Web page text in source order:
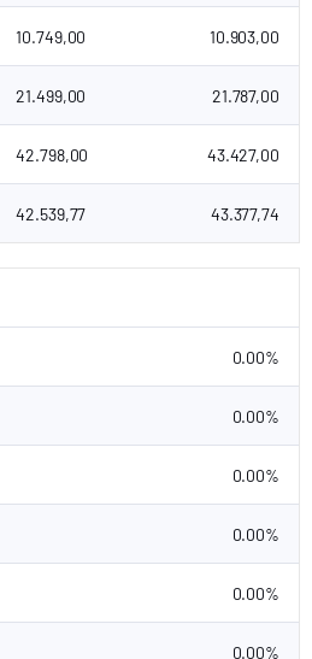
10.749,00 10.903,00
21.499,00 21.787,00
42.798,00 43.427,00
42.539,77 43.377,74
0.00%
0.00%
0.00%
0.00%
0.00%
0.00%